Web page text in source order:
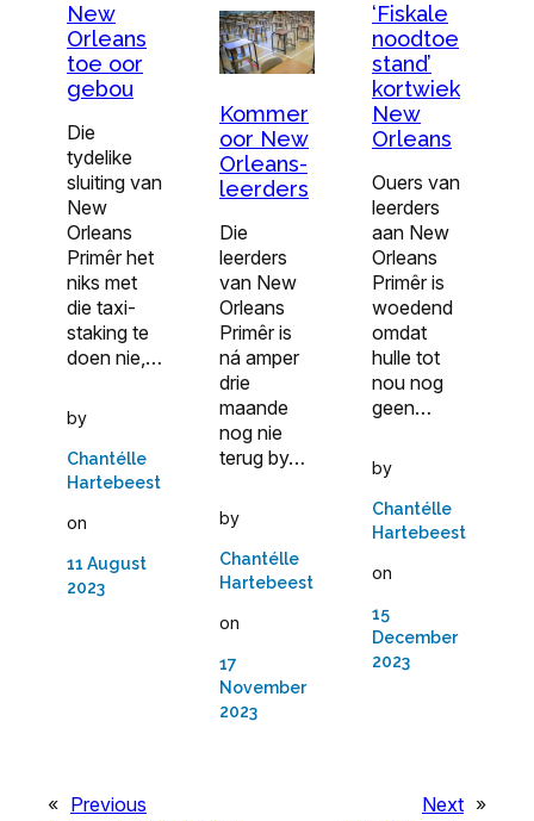
New
Orleans
toe oor
gebou
Die
tydelike
sluiting van
New
Orleans
Primêr het
niks met
die taxi-
staking te
doen nie,…
by
Chantélle
Hartebeest
on
11 August
2023
Kommer
oor New
Orleans-
leerders
Die
leerders
van New
Orleans
Primêr is
ná amper
drie
maande
nog nie
terug by…
by
Chantélle
Hartebeest
on
17
November
2023
‘Fiskale
noodtoe
stand’
kortwiek
New
Orleans
Ouers van
leerders
aan New
Orleans
Primêr is
woedend
omdat
hulle tot
nou nog
geen…
by
Chantélle
Hartebeest
on
15
December
2023
« Previous
Next »